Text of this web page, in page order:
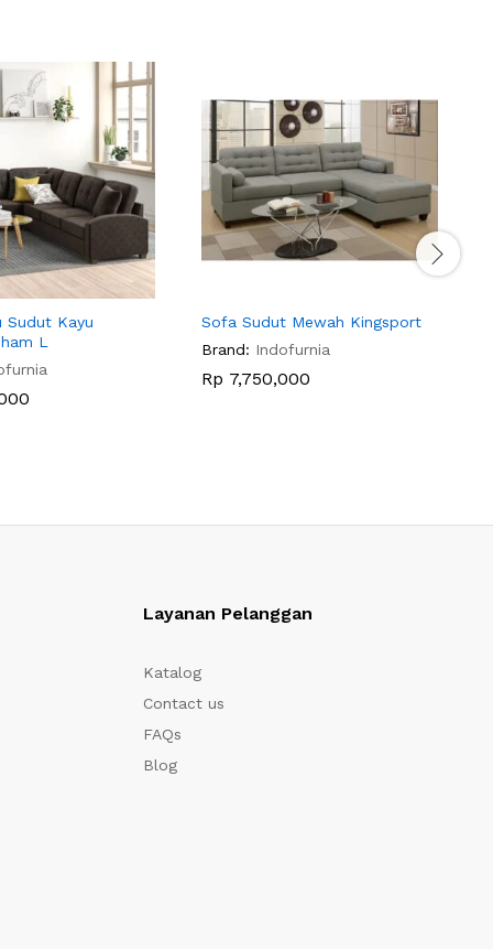
Sudut Kayu
L
Sofa Sudut Mewah Kingsport
Brand: Indofurnia
Rp 7,750,000
Layanan Pelanggan
Katalog
Contact us
FAQs
Blog